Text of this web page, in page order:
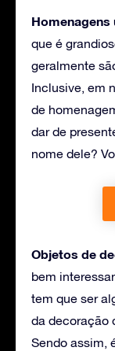
Homenagens
que é
geralmente
Inclusive, em
de
dar de
nome dele?
Objetos de
bem
tem que ser
da decoração
Sendo assim,